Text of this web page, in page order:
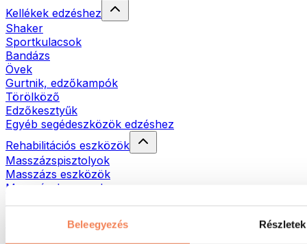
Beleegyezés Részletek
Kellékek edzéshez
Shaker
Sportkulacsok
Bandázs
Övek
Gurtnik, edzőkampók
Törölköző
Edzőkesztyűk
Egyéb segédeszközök edzéshez
Rehabilitációs eszközök
Masszázspisztolyok
Masszázs eszközök
Masszázshengerek
Táskák & hátizsákok